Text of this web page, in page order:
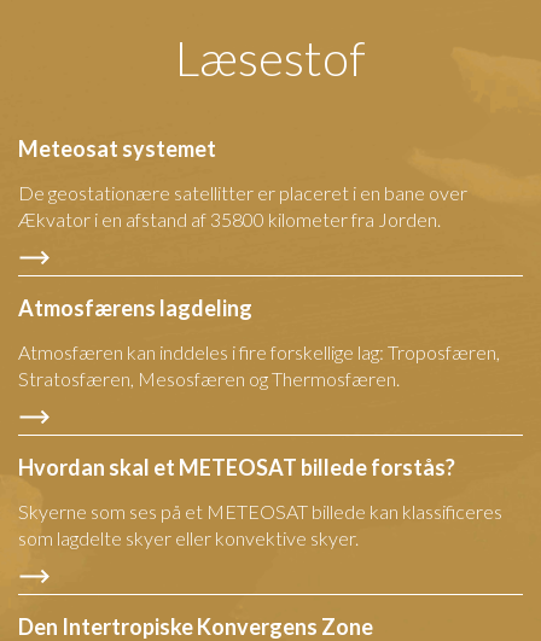
Læsestof
Meteosat systemet
De geostationære satellitter er placeret i en bane over
Ækvator i en afstand af 35800 kilometer fra Jorden.
Atmosfærens lagdeling
Atmosfæren kan inddeles i fire forskellige lag: Troposfæren,
Stratosfæren, Mesosfæren og Thermosfæren.
Hvordan skal et METEOSAT billede forstås?
Skyerne som ses på et METEOSAT billede kan klassificeres
som lagdelte skyer eller konvektive skyer.
Den Intertropiske Konvergens Zone